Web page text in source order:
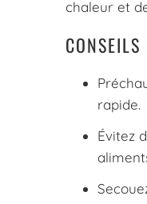
chaleur et
rapide.
Évitez